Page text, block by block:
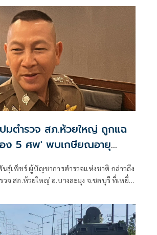
ใหญ่บ้านหมู่ที่ 5
มตำรวจ สภ.ห้วยใหญ่ ถูกแฉ
ง 5 ศพ' พบเกษียณอายุ
ธุ์เพ็ชร์ ผู้บัญชาการตำรวจแห่งชาติ กล่าวถึง
วจ สภ.ห้วยใหญ่ อ.บางละมุง จ.ชลบุรี ที่เหยื่อ
เป็นเด็กเดินยาของตำรวจ สภ.ห้วยใหญ่